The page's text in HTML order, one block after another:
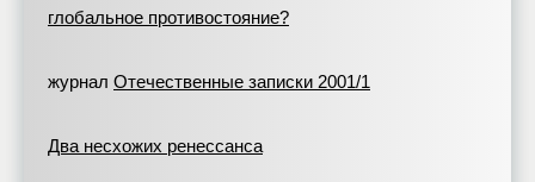
глобальное противостояние?
журнал Отечественные записки 2001/1
Два несхожих ренессанса